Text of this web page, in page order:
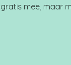
mee, maar